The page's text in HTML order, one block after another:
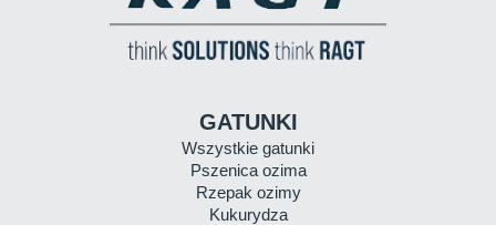
GATUNKI
Wszystkie gatunki
Pszenica ozima
Rzepak ozimy
Kukurydza